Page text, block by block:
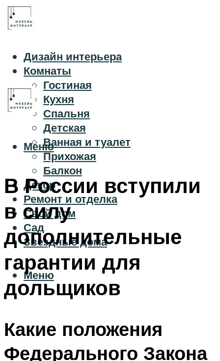
Дизайн интерьера
Комнаты
Гостиная
Кухня
Спальня
Детская
Ванная и туалет
Прихожая
Балкон
Декор
Ремонт и отделка
Свой дом
Сад
Звездные дома
Меню
Меню
В России вступили
в силу
дополнительные
гарантии для
дольщиков
Какие положения
Федерального Закона